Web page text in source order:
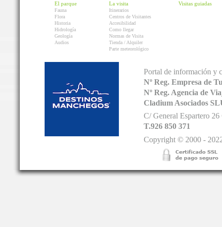
El parque
Fauna
Flora
Historia
Hidrología
Geología
Audios
La visita
Itinerarios
Centros de Visitantes
Accesibilidad
Como llegar
Normas de Visita
Tienda / Alquiler
Parte meteorológico
Visitas guiadas
Portal de información y
Nº Reg. Empresa de
Nº Reg. Agencia de
Cladium Asociados
C/ General Espartero
T.926 850 371
Copyright © 2000 -